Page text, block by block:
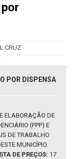
CRUZ
POR DISPENSA
ELABORAÇÃO DE
(PPP) E
DE TRABALHO
MUNICÍPIO.
DE PREÇOS: 17